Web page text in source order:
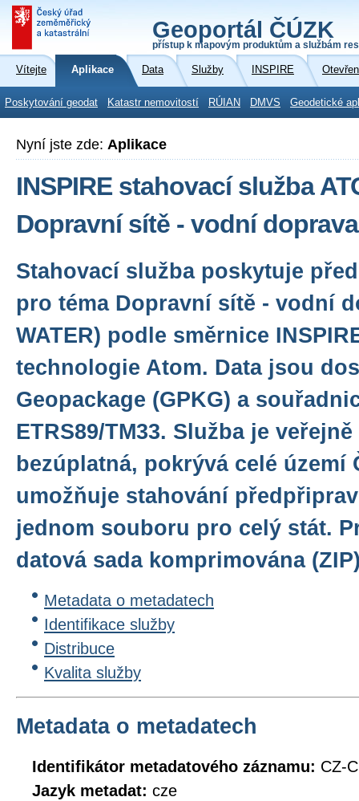
Geoportál ČÚZK
přístup k mapovým produktům a službám
Vítejte Aplikace Data Služby INSPIRE
Poskytování geodat Katastr nemovitostí RÚIAN DMVS Geodetické
Nyní jste zde: Aplikace
INSPIRE stahovací služba
Dopravní sítě - vodní doprava
Stahovací služba poskytuje
pro téma Dopravní sítě - vodní
WATER) podle směrnice
technologie Atom. Data jsou
Geopackage (GPKG) a
ETRS89/TM33. Služba je
bezúplatná, pokrývá celé území
umožňuje stahování
jednom souboru pro celý stát.
datová sada komprimována
Metadata o metadatech
Identifikace služby
Distribuce
Kvalita služby
Metadata o metadatech
Identifikátor metadatového záznamu: CZ-
Jazyk metadat: cze